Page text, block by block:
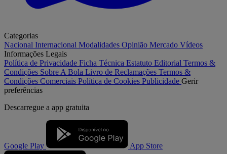
Categorias
Nacional Internacional Modalidades Opinião Mercado Vídeos
Informações Legais
Política de Privacidade Ficha Técnica Estatuto Editorial Termos &
Condições Sobre A Bola Livro de Reclamações Termos &
Condições Comerciais Política de Cookies Publicidade Gerir
preferências
Descarregue a app gratuita
Google Play App Store